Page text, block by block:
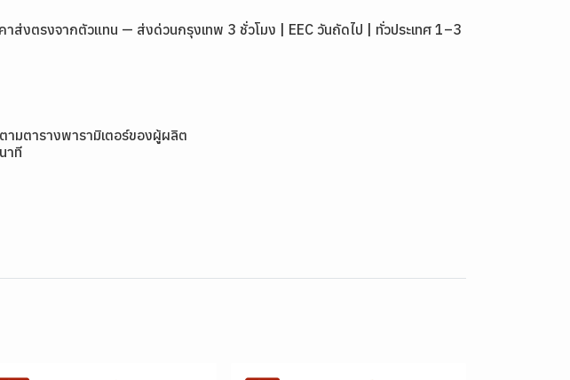
งตรงจากตัวแทน — ส่งด่วนกรุงเทพ 3 ชั่วโมง | EEC วันถัดไป | ทั่วประเทศ 1–3
ามตารางพารามิเตอร์ของผู้ผลิต
าที